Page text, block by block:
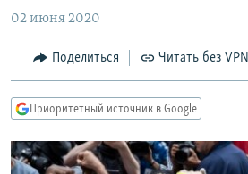
Вернутся
главной
навигации
Вернутся
поиску
МНЕНИЯ
КУЛЬТУРА
IDEL.РЕАЛИИ
КАВКАЗ.РЕАЛИИ
СЕВЕР.РЕАЛИИ
02 июня 2020
Поделиться Читать без VPN
Приоритетный источник в Google